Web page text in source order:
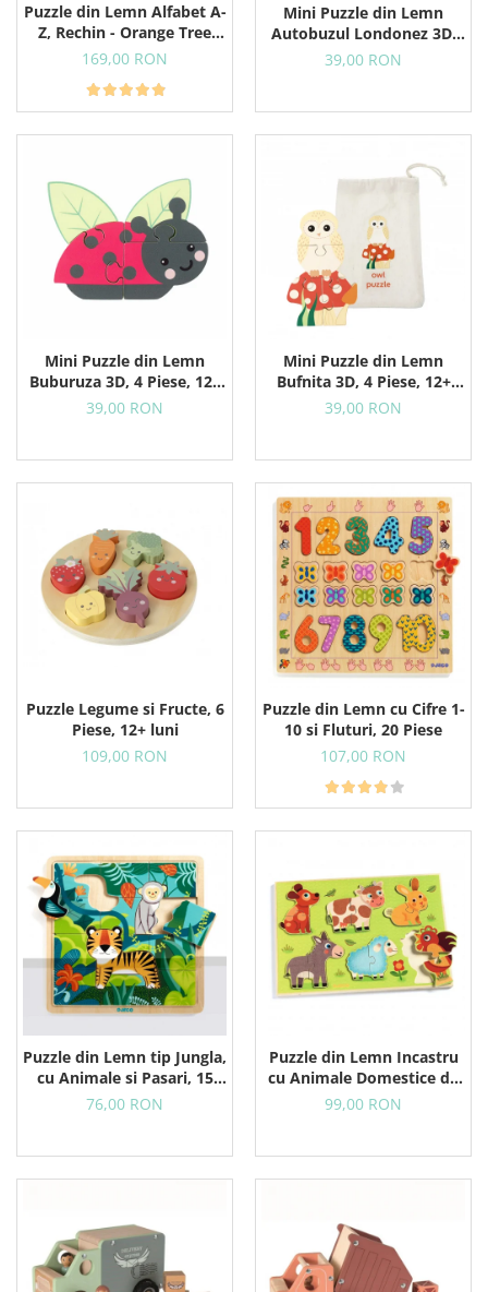
Puzzle din Lemn Alfabet A-
Z, Rechin - Orange Tree
Toys
169,00 RON
Mini Puzzle din Lemn
Autobuzul Londonez 3D,
12+ Luni, 4 Piese
39,00 RON
Mini Puzzle din Lemn
Buburuza 3D, 4 Piese, 12+
Luni
39,00 RON
Mini Puzzle din Lemn
Bufnita 3D, 4 Piese, 12+
Luni
39,00 RON
Puzzle Legume si Fructe, 6
Piese, 12+ luni
109,00 RON
Puzzle din Lemn cu Cifre 1-
10 si Fluturi, 20 Piese
107,00 RON
Puzzle din Lemn tip Jungla,
cu Animale si Pasari, 15
Piese
76,00 RON
Puzzle din Lemn Incastru
cu Animale Domestice de
la Ferma, 12 Piese
99,00 RON